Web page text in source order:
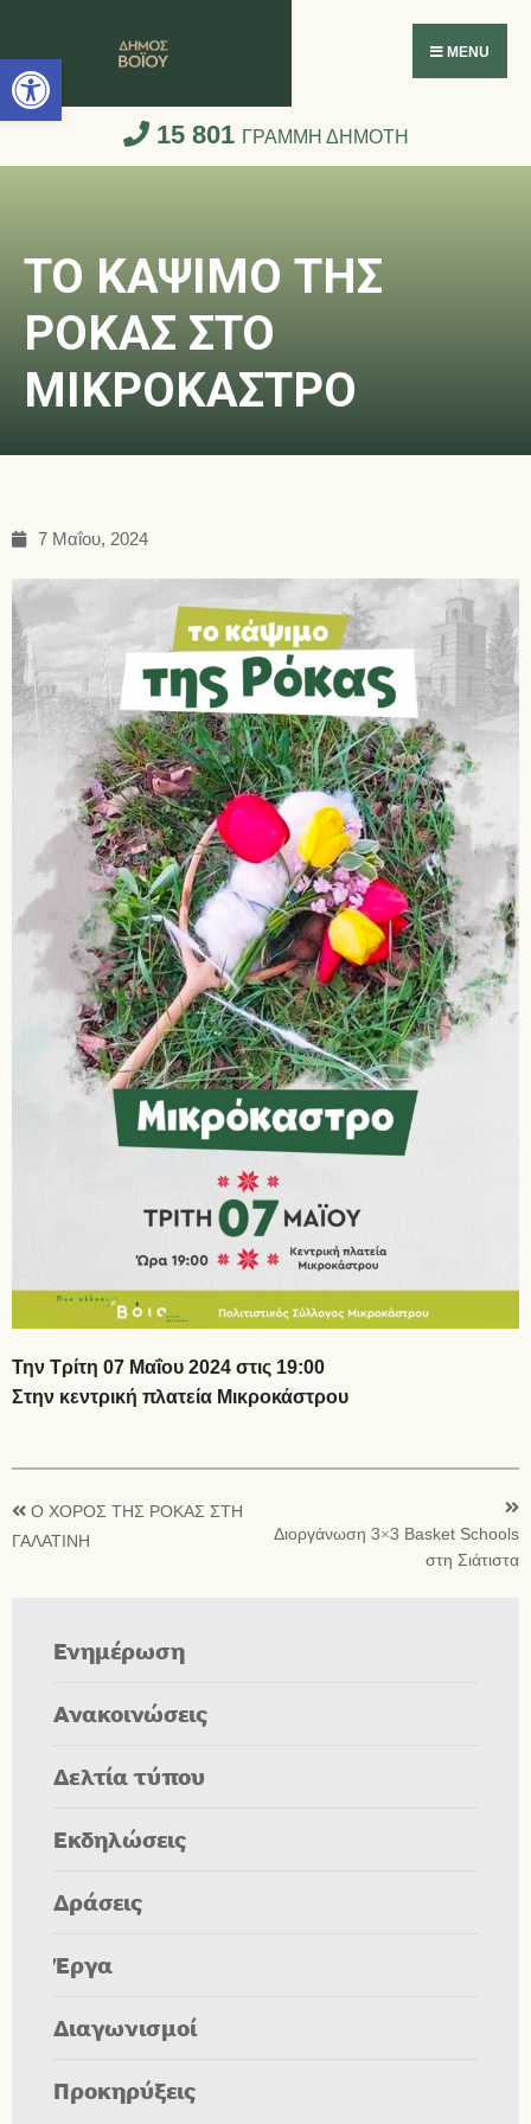
Ανοίξτε τη γραμμή εργαλείων
MENU
15 801 ΓΡΑΜΜΗ ΔΗΜΟΤΗ
ΤΟ ΚΑΨΙΜΟ ΤΗΣ
ΡΟΚΑΣ ΣΤΟ
ΜΙΚΡΟΚΑΣΤΡΟ
7 Μαΐου, 2024
Την Τρίτη 07 Μαΐου 2024 στις 19:00
Στην κεντρική πλατεία Μικροκάστρου
Ο ΧΟΡΟΣ ΤΗΣ ΡΟΚΑΣ ΣΤΗ
ΓΑΛΑΤΙΝΗ
Διοργάνωση 3×3 Basket Schools
στη Σιάτιστα
Ενημέρωση
Ανακοινώσεις
Δελτία τύπου
Εκδηλώσεις
Δράσεις
Έργα
Διαγωνισμοί
Προκηρύξεις